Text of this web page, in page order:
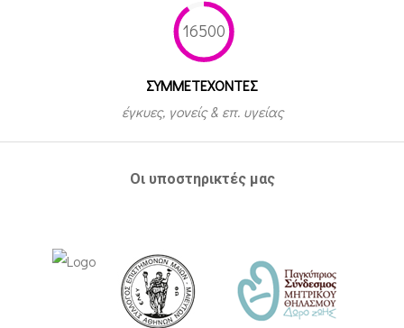
16500
ΣΥΜΜΕΤEΧΟΝΤΕΣ
έγκυες, γονείς & επ. υγείας
Οι υποστηρικτές μας